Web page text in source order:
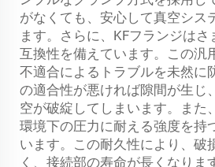
がなくても、安心して真空シス
ます。さらに、KFフランジは
互換性を備えています。この汎
不適合によるトラブルを未然に
の適合性が悪ければ隙間が生じ
空が破綻してしまいます。また
環境下の圧力に耐える強度を持
います。この耐久性により、破
く、接続部の寿命が長くなりま